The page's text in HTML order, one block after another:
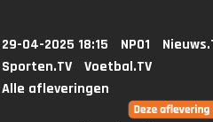
29-04-2025 18:15 NPO1
Sporten.TV
Voetbal.TV
Alle afleveringen